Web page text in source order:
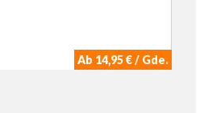
Ab 14,95 € / Gde.